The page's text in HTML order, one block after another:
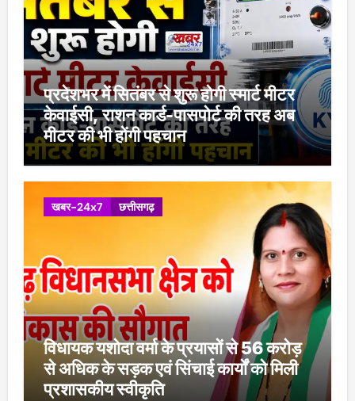
प्रदेशभर में सितंबर से शुरू होगी स्मार्ट मीटर
केवाईसी, राशन कार्ड-पासपोर्ट की तरह अब
मीटर की भी होंगी पहचान
खबर-24x7 छत्तीसगढ़
विधायक यशोदा वर्मा के प्रयासों से 56 करोड़
से अधिक के सड़क एवं सिंचाई कार्यों को मिली
प्रशासकीय स्वीकृति